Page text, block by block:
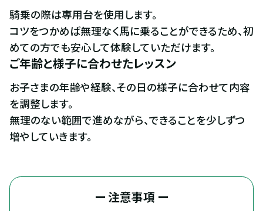
騎乗の際は専用台を使用します。
コツをつかめば無理なく馬に乗ることができるため、初
めての方でも安心して体験していただけます。
ご年齢と様子に合わせたレッスン
お子さまの年齢や経験、その日の様子に合わせて内容
を調整します。
無理のない範囲で進めながら、できることを少しずつ
増やしていきます。
ー 注意事項 ー